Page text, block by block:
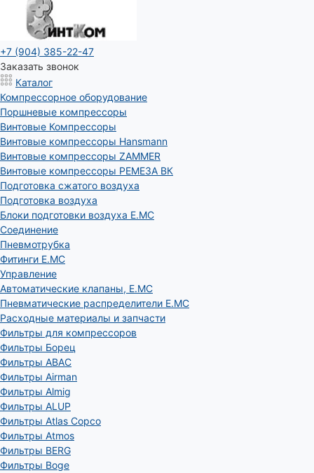
+7 (904) 385-22-47
Заказать звонок
Каталог
Компрессорное оборудование
Поршневые компрессоры
Винтовые Компрессоры
Винтовые компрессоры Hansmann
Винтовые компрессоры ZAMMER
Винтовые компрессоры РЕМЕЗА ВК
Подготовка сжатого воздуха
Подготовка воздуха
Блоки подготовки воздуха E.MC
Соединение
Пневмотрубка
Фитинги E.MC
Управление
Автоматические клапаны, Е.МС
Пневматические распределители E.MC
Расходные материалы и запчасти
Фильтры для компрессоров
Фильтры Борец
Фильтры ABAC
Фильтры Airman
Фильтры Almig
Фильтры ALUP
Фильтры Atlas Copco
Фильтры Atmos
Фильтры BERG
Фильтры Boge